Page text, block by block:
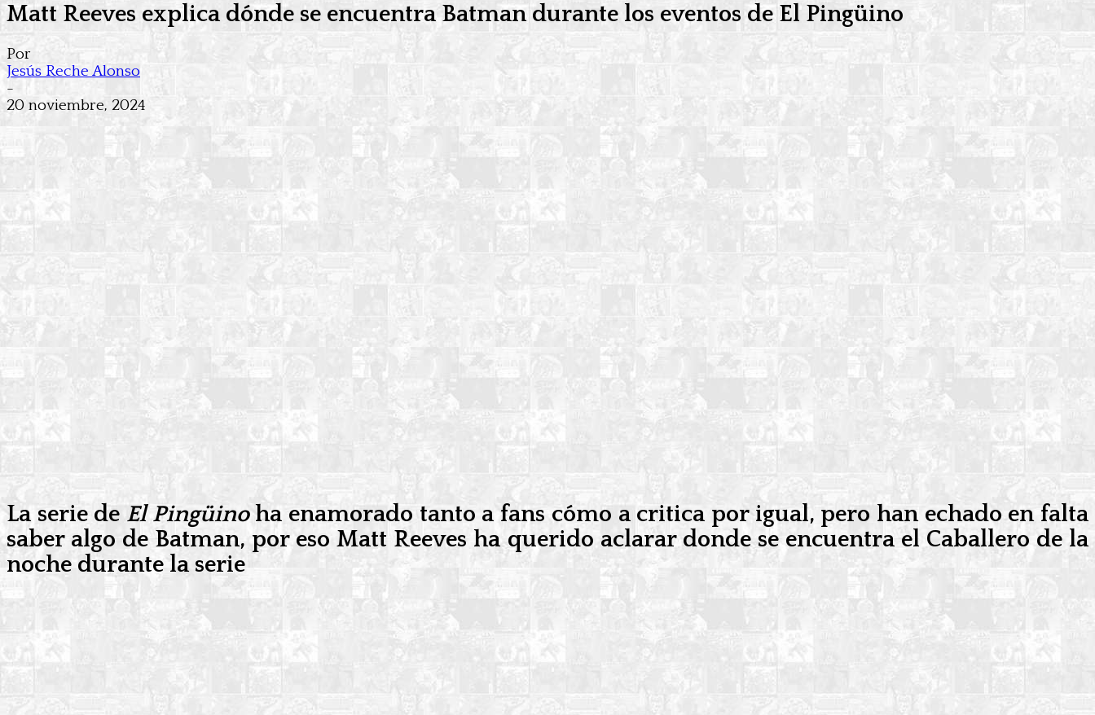
Matt Reeves explica dónde se encuentra Batman durante los eventos de El Pingüino
Por
Jesús Reche Alonso
-
20 noviembre, 2024
La serie de El Pingüinoha enamorado tanto a fans cómo a critica por igual, pero han echado en falta
saber algo de Batman, por eso Matt Reeves ha querido aclarar donde se encuentra el Caballero de la
noche durante la serie